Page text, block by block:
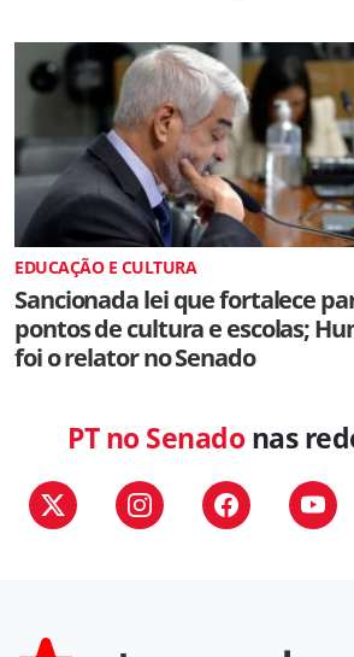
EDUCAÇÃO E CULTURA
Sancionada lei que fortalece
pontos de cultura e escolas;
foi o relator no Senado
PT no Senadonas